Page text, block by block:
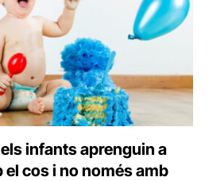
infants aprenguin a
cos i no només amb